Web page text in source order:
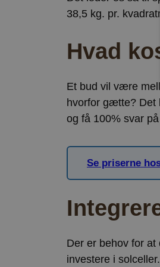
38,5 kg. pr.
Hvad
Et bud vil være
hvorfor gætte? Det
og få 100% svar
Se priserne
Der er behov for
investere i